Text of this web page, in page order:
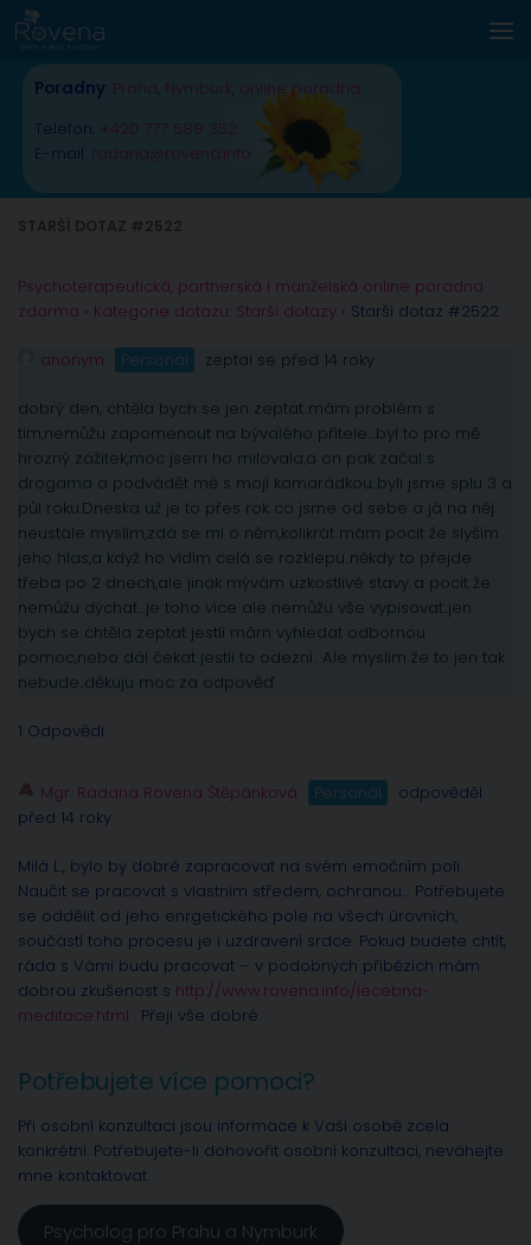
Skip to content
Poradny Praha Nymburk online poradna
Telefon: +420 777 588 352
E-mail: radana@rovena.info
Psychoterapeutická, partnerská i manželská online poradna
zdarma › Kategorie dotazu: Starší dotazy › Starší dotaz #2522
anonym Personál zeptal se před 14 roky
dobrý den, chtěla bych se jen zeptat..mám problém s
tim,nemůžu zapomenout na bývalého přítele…byl to pro mě
hrozný zážitek,moc jsem ho milovala,a on pak začal s
drogama a podvádět mě s mojí kamarádkou..byli jsme splu 3 a
půl roku.Dneska už je to přes rok co jsme od sebe a já na něj
neustále myslím,zdá se mi o něm,kolikrát mám pocit že slyším
jeho hlas,a když ho vidím celá se rozklepu..někdy to přejde
třeba po 2 dnech,ale jinak mývám uzkostlivé stavy a pocit že
nemůžu dýchat…je toho více ale nemůžu vše vypisovat..jen
bych se chtěla zeptat jestli mám vyhledat odbornou
pomoc,nebo dál čekat jestli to odezní.. Ale myslím že to jen tak
nebude..děkuju moc za odpověď
1 Odpovědi
Mgr. Radana Rovena Štěpánková Personál
odpověděl
před 14 roky
Milá L., bylo by dobré zapracovat na svém emočním poli.
Naučit se pracovat s vlastním středem, ochranou… Potřebujete
se oddělit od jeho enrgetického pole na všech úrovních,
součástí toho procesu je i uzdravení srdce. Pokud budete chtít,
ráda s Vámi budu pracovat – v podobných příbězích mám
dobrou zkušenost s http://www.rovena.info/lecebna-
meditace.html . Přeji vše dobré.
Potřebujete více pomoci?
Při osobní konzultaci jsou informace k Vaší osobě zcela
konkrétní. Potřebujete-li dohovořit osobní konzultaci, neváhejte
mne kontaktovat.
Psycholog pro Prahu a Nymburk